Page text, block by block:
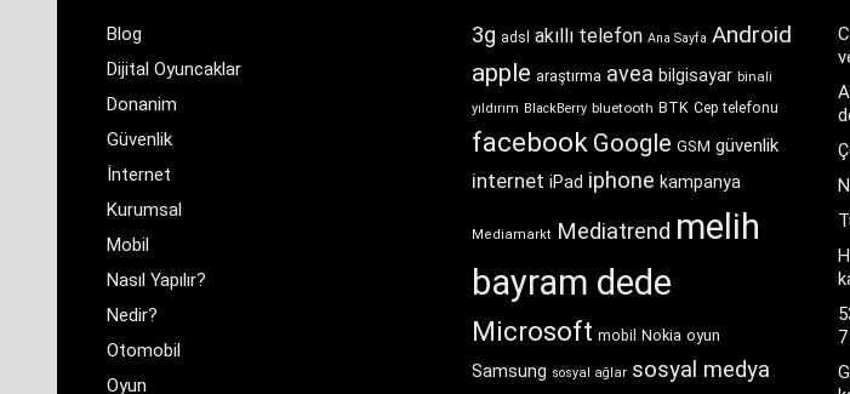
Blog
Dijital Oyuncaklar
Donanim
Güvenlik
İnternet
Kurumsal
Mobil
Nasıl Yapılır?
Nedir?
Otomobil
Oyun
3g adsl akıllı telefon Ana Sayfa Android
apple araştırma avea bilgisayar binali
yıldırım BlackBerry bluetooth BTK Cep telefonu
facebook Google GSM güvenlik
internet iPad iphone kampanya
Mediamarkt Mediatrend melih
bayram dede
Microsoft mobil Nokia oyun
Samsung sosyal ağlar sosyal medya
7